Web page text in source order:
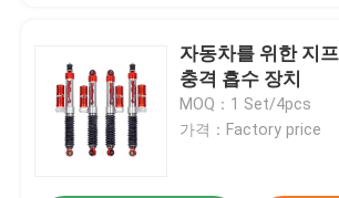
자동차를 위한 지
충격 흡수 장치
MOQ：1 Set/4pcs
가격：Factory price